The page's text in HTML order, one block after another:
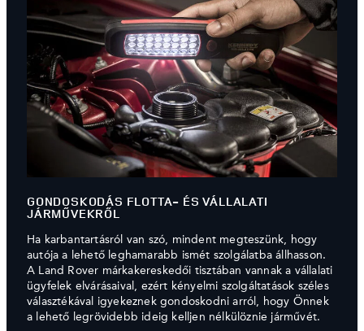
GONDOSKODÁS FLOTTA- ÉS VÁLLALATI
JÁRMŰVEKRŐL
Ha karbantartásról van szó, mindent megteszünk, hogy
autója a lehető leghamarabb ismét szolgálatba állhasson.
A Land Rover márkakereskedői tisztában vannak a vállalati
ügyfelek elvárásaival, ezért kényelmi szolgáltatások széles
választékával igyekeznek gondoskodni arról, hogy Önnek
a lehető legrövidebb ideig kelljen nélkülöznie járművét.